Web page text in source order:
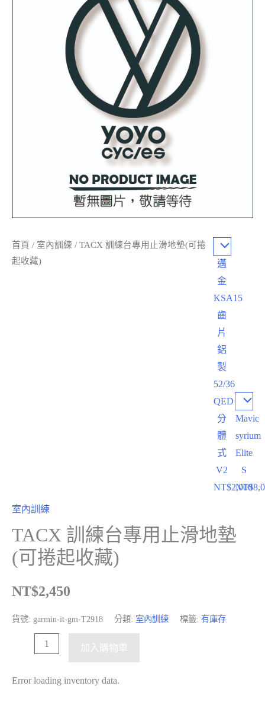
邁
金
KSA15
齒
片
鋁
製
52/36
QED
分
體
式
V2
NT$2,000
Mavic
syrium
Elite
S
NT$
首頁 / 室內訓練 / TACX 訓練台專用止滑地墊(可捲
起收藏)
室內訓練
TACX 訓練台專用止滑地墊
(可捲起收藏)
NT$2,450
貨號: garmin-it-gm-T2918 分類: 室內訓練 標籤: 有庫存
加入購物車
Error loading inventory data.